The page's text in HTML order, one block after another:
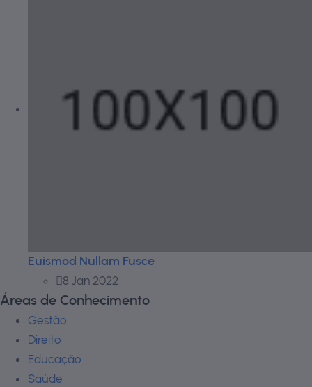
Euismod Nullam Fusce
8 Jan 2022
Áreas de Conhecimento
Gestão
Direito
Educação
Saúde